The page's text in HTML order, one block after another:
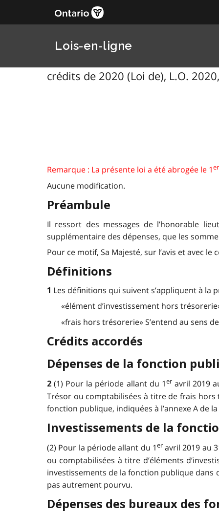
Lois-en-ligne
crédits de 2020 (Loi de), L.O.
Remarque : La présente loi a été abrogée le 1er
Aucune modification.
Préambule
Il ressort des messages de l’honorable
supplémentaire des dépenses, que les
Pour ce motif, Sa Majesté, sur l’avis et avec
Définitions
1 Les définitions qui suivent s’appliquent à la
«élément d’investissement hors
«frais hors trésorerie» S’entend au sens
Crédits accordés
Dépenses de la fonction
2(1) Pour la période allant du 1eravril 2019
Trésor ou comptabilisées à titre de frais
fonction publique, indiquées à l’annexe A de
Investissements de la
(2) Pour la période allant du 1eravril 2019 au
ou comptabilisées à titre d’éléments
investissements de la fonction publique dans
pas autrement pourvu.
Dépenses des bureaux des